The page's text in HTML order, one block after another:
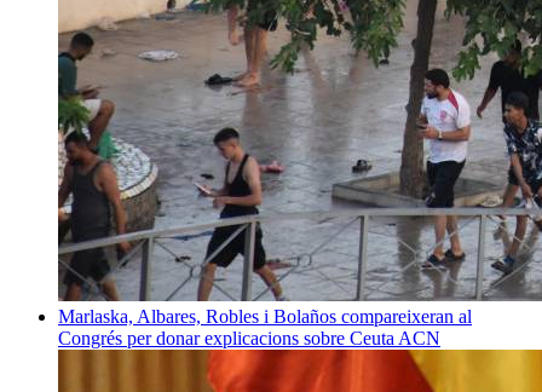
Marlaska, Albares, Robles i Bolaños compareixeran al
Congrés per donar explicacions sobre Ceuta ACN